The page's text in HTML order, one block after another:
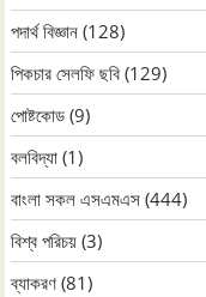
পদার্থ বিজ্ঞান (128)
পিকচার সেলফি ছবি (129)
পোষ্টকোড (9)
বলবিদ্যা (1)
বাংলা সকল এসএমএস (444)
বিশ্ব পরিচয় (3)
ব্যাকরণ (81)